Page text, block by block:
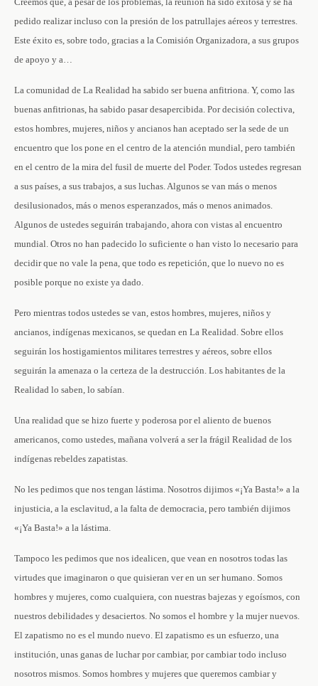
pedido realizar incluso con la presión de los patrullajes aéreos y terrestres.
Este éxito es, sobre todo, gracias a la Comisión Organizadora, a sus grupos
de apoyo y a…
La comunidad de La Realidad ha sabido ser buena anfitriona. Y, como las
buenas anfitrionas, ha sabido pasar desapercibida. Por decisión colectiva,
estos hombres, mujeres, niños y ancianos han aceptado ser la sede de un
encuentro que los pone en el centro de la atención mundial, pero también
en el centro de la mira del fusil de muerte del Poder. Todos ustedes regresan
a sus países, a sus trabajos, a sus luchas. Algunos se van más o menos
desilusionados, más o menos esperanzados, más o menos animados.
Algunos de ustedes seguirán trabajando, ahora con vistas al encuentro
mundial. Otros no han padecido lo suficiente o han visto lo necesario para
decidir que no vale la pena, que todo es repetición, que lo nuevo no es
posible porque no existe ya dado.
Pero mientras todos ustedes se van, estos hombres, mujeres, niños y
ancianos, indígenas mexicanos, se quedan en La Realidad. Sobre ellos
seguirán los hostigamientos militares terrestres y aéreos, sobre ellos
seguirán la amenaza o la certeza de la destrucción. Los habitantes de la
Realidad lo saben, lo sabían.
Una realidad que se hizo fuerte y poderosa por el aliento de buenos
americanos, como ustedes, mañana volverá a ser la frágil Realidad de los
indígenas rebeldes zapatistas.
No les pedimos que nos tengan lástima. Nosotros dijimos «¡Ya Basta!» a la
injusticia, a la esclavitud, a la falta de democracia, pero también dijimos
«¡Ya Basta!» a la lástima.
Tampoco les pedimos que nos idealicen, que vean en nosotros todas las
virtudes que imaginaron o que quisieran ver en un ser humano. Somos
hombres y mujeres, como cualquiera, con nuestras bajezas y egoísmos, con
nuestros debilidades y desaciertos. No somos el hombre y la mujer nuevos.
El zapatismo no es el mundo nuevo. El zapatismo es un esfuerzo, una
institución, unas ganas de luchar por cambiar, por cambiar todo incluso
nosotros mismos. Somos hombres y mujeres que queremos cambiar y